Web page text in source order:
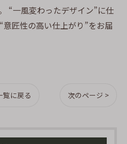
“一風変わったデザイン”に仕
匠性の高い仕上がり”をお届
覧に戻る 次のページ >